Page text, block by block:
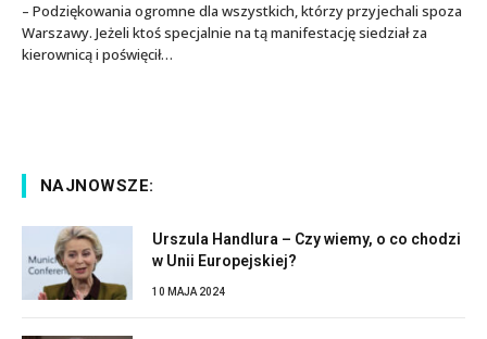
– Podziękowania ogromne dla wszystkich, którzy przyjechali spoza
Warszawy. Jeżeli ktoś specjalnie na tą manifestację siedział za
kierownicą i poświęcił…
NAJNOWSZE:
Urszula Handlura – Czy wiemy, o co chodzi
w Unii Europejskiej?
10 MAJA 2024